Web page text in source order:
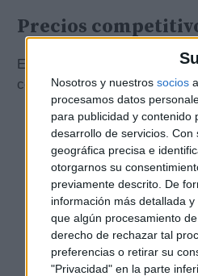
Nosotros y nuestros socios
procesamos datos
para publicidad y contenido
desarrollo de servicios. Con
geográfica precisa e
otorgarnos su
previamente descrito. De
información más detallada
que algún procesamiento
derecho de rechazar tal
preferencias o retirar su
"Privacidad" en la parte
Precios
El atractivo de la propuesta
comparación con las